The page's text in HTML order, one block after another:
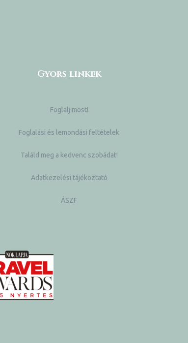
Gyors linkek
Foglalj most!
Foglalási és lemondási feltételek
Találd meg a kedvenc szobádat!
Adatkezelési tájékoztató
ÁSZF